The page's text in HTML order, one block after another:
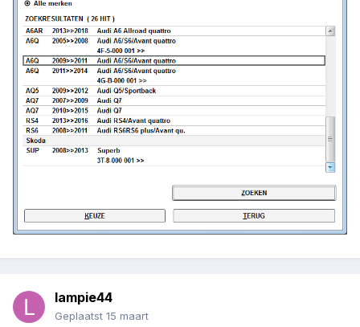
lampie44
Geplaatst 15 maart